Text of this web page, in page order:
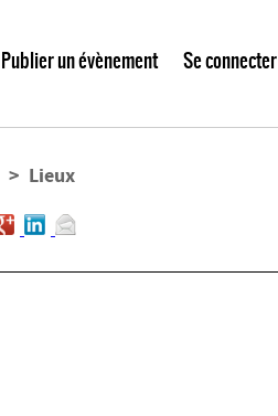
Publier un évènement Se connecter
> Lieux